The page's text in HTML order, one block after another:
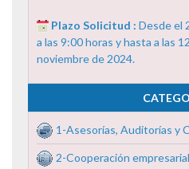
Plazo Solicitud : Desde el
a las 9:00 horas y hasta a las
noviembre de 2024.
1-Asesorías, Auditorías y
2-Cooperación empresarial